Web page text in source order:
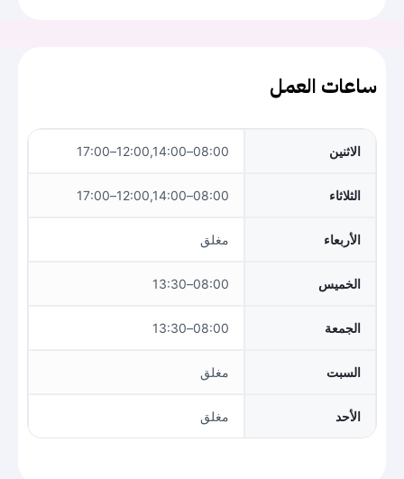
ساعات العمل
الاثنين 08:00–12:00,14:00–17:00
الثلاثاء 08:00–12:00,14:00–17:00
الأربعاء مغلق
الخميس 08:00–13:30
الجمعة 08:00–13:30
السبت مغلق
الأحد مغلق